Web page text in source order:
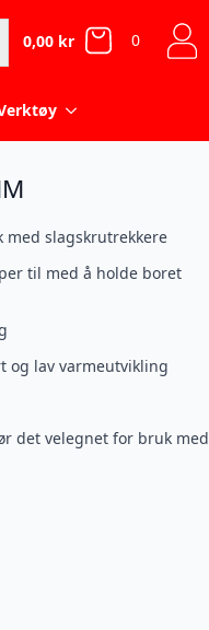
0,00 kr 0
med slagskrutrekkere
til med å holde boret
og lav varmeutvikling
det velegnet for bruk med